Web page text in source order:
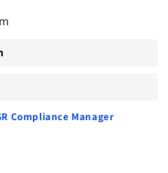
Compliance Manager